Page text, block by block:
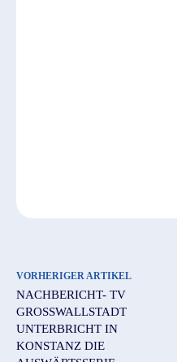
VORHERIGER ARTIKEL
NACHBERICHT- TV
GROSSWALLSTADT U
NTERBRICHT IN K
ONSTANZ DIE A